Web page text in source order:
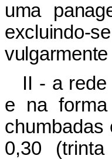
uma
excluindo-
vulgarmente
II - a
e na
chumbadas
0,30